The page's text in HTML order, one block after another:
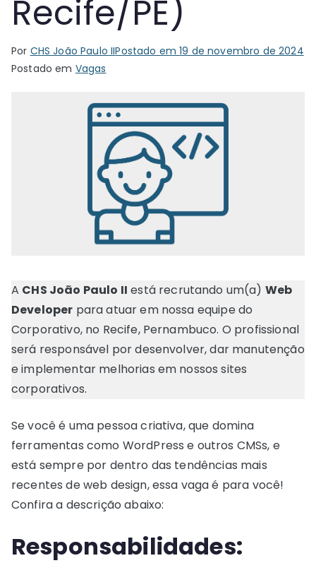
Recife/PE)
Por CHS João Paulo IIPostado em19 de novembro de 2024
Postado em Vagas
A CHS João Paulo II está recrutando um(a) Web
Developer para atuar em nossa equipe do
Corporativo, no Recife, Pernambuco. O profissional
será responsável por desenvolver, dar manutenção
e implementar melhorias em nossos sites
corporativos.
Se você é uma pessoa criativa, que domina
ferramentas como WordPress e outros CMSs, e
está sempre por dentro das tendências mais
recentes de web design, essa vaga é para você!
Confira a descrição abaixo:
Responsabilidades: